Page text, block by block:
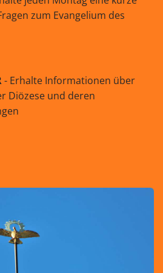
zum Evangelium des
- Erhalte Informationen über
Diözese und deren